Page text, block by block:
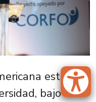
estará
bajo el